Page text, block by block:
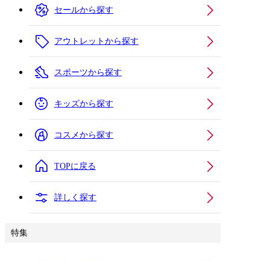
セールから探す
アウトレットから探す
スポーツから探す
キッズから探す
コスメから探す
TOPに戻る
詳しく探す
特集